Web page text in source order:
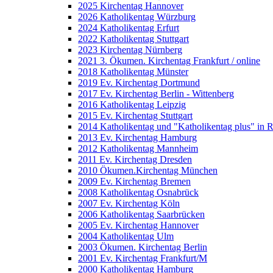
2025 Kirchentag Hannover
2026 Katholikentag Würzburg
2024 Katholikentag Erfurt
2022 Katholikentag Stuttgart
2023 Kirchentag Nürnberg
2021 3. Ökumen. Kirchentag Frankfurt / online
2018 Katholikentag Münster
2019 Ev. Kirchentag Dortmund
2017 Ev. Kirchentag Berlin - Wittenberg
2016 Katholikentag Leipzig
2015 Ev. Kirchentag Stuttgart
2014 Katholikentag und "Katholikentag plus" in
2013 Ev. Kirchentag Hamburg
2012 Katholikentag Mannheim
2011 Ev. Kirchentag Dresden
2010 Ökumen.Kirchentag München
2009 Ev. Kirchentag Bremen
2008 Katholikentag Osnabrück
2007 Ev. Kirchentag Köln
2006 Katholikentag Saarbrücken
2005 Ev. Kirchentag Hannover
2004 Katholikentag Ulm
2003 Ökumen. Kirchentag Berlin
2001 Ev. Kirchentag Frankfurt/M
2000 Katholikentag Hamburg